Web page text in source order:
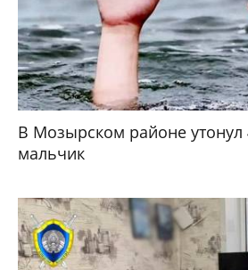
В Мозырском районе утонул
мальчик